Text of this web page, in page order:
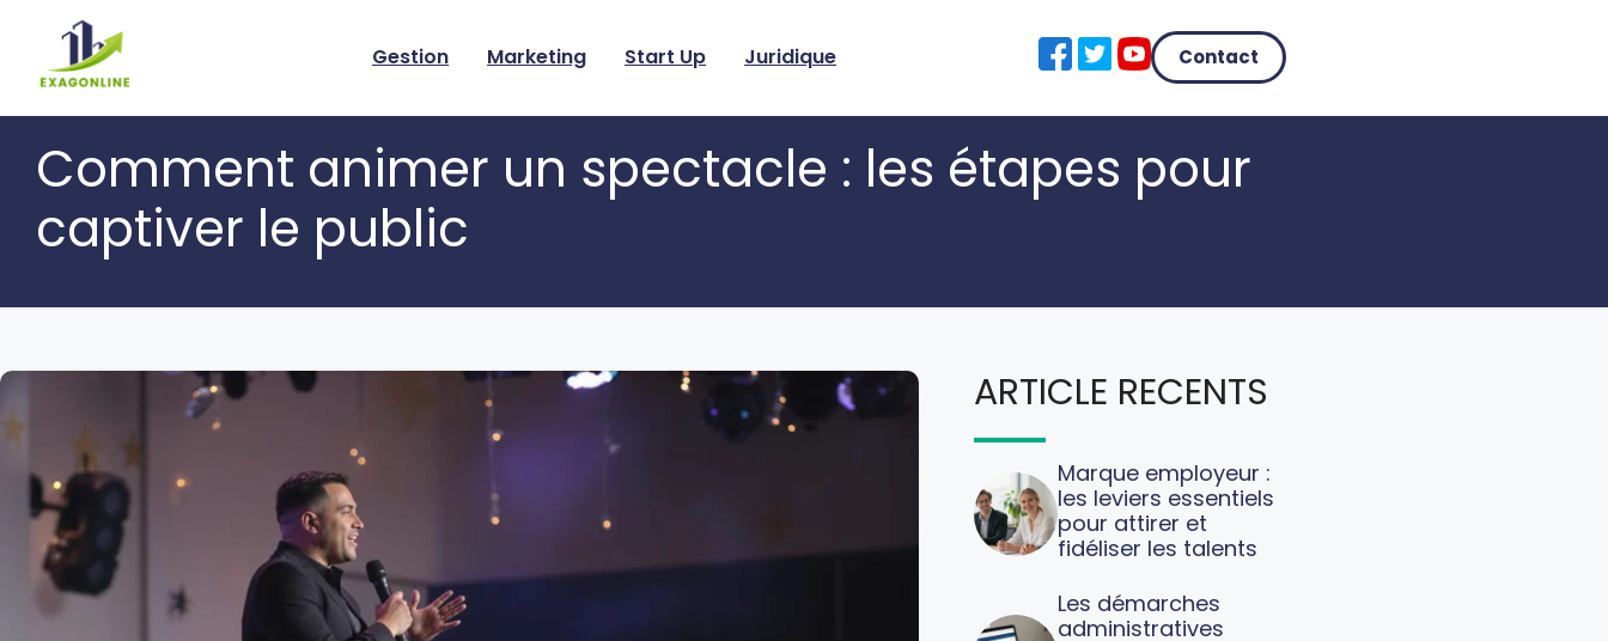
content
Gestion Marketing Start Up Juridique Contact
Comment animer un spectacle : les étapes pour
captiver le public
ARTICLE RECENTS
Marque employeur :
les leviers essentiels
pour attirer et
fidéliser les talents
Les démarches
administratives